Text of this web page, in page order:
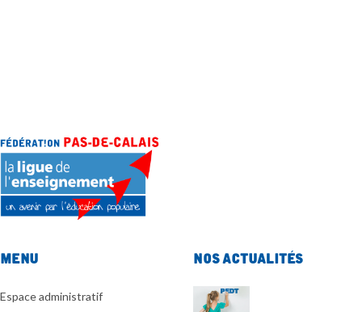
Menu
Espace administratif
Nos actualités